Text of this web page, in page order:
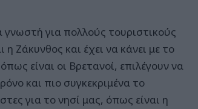
για πολλούς τουριστικούς
Ζάκυνθος και έχει να κάνει με το
είναι οι Βρετανοί, επιλέγουν να
και πιο συγκεκριμένα το
για το νησί μας, όπως είναι η